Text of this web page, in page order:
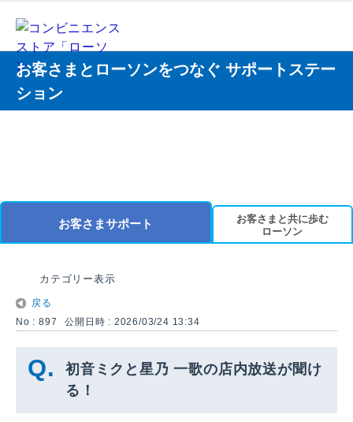
お客さまとローソンをつなぐ サポートステー
ション
お客さまサポート
お客さまと共に歩む
ローソン
カテゴリー表示
戻る
No : 897
公開日時 : 2026/03/24 13:34
初音ミクと星乃 一歌の店内放送が聞け
る！